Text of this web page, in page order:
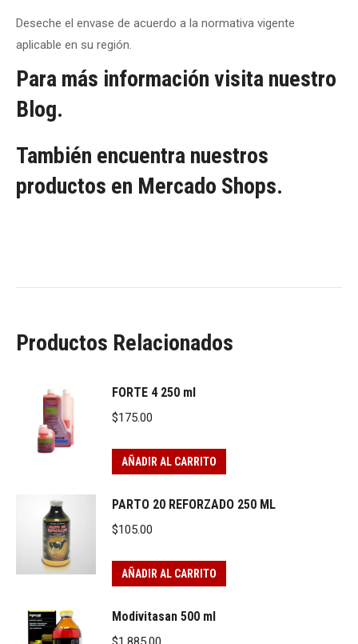
Deseche el envase de acuerdo a la normativa vigente
aplicable en su región.
Para más información visita nuestro
Blog.
También encuentra nuestros
productos en Mercado Shops.
Productos Relacionados
FORTE 4 250 ml
$175.00
AÑADIR AL CARRITO
PARTO 20 REFORZADO 250 ML
$105.00
AÑADIR AL CARRITO
Modivitasan 500 ml